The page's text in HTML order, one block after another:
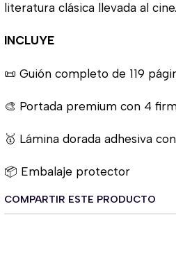
literatura clásica llevada al cine.
INCLUYE
📜 Guión completo de 119
🎨 Portada premium con 4
🥇 Lámina dorada adhesiva
📦 Embalaje protector
COMPARTIR ESTE PRODUCTO